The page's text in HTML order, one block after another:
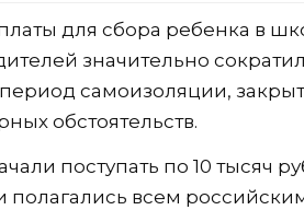
для сбора ребенка в
значительно
самоизоляции,
обстоятельств.
поступать по 10 тысяч
полагались всем